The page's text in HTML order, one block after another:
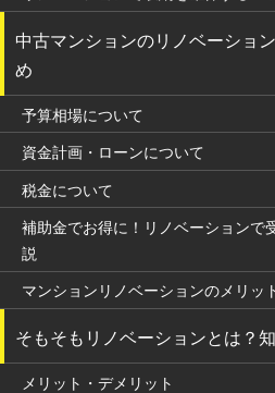
中古マンションのリノベーショ
め
予算相場について
資金計画・ローンについて
税金について
補助金でお得に！リノベーションで
説
マンションリノベーションのメリッ
そもそもリノベーションとは？
メリット・デメリット